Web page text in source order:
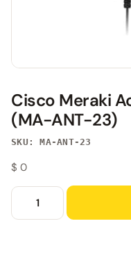
Cisco Meraki
(MA-ANT-23)
SKU: MA-ANT-23
$ 0